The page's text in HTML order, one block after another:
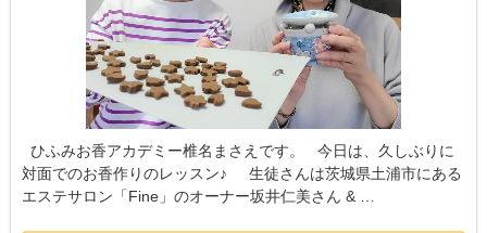
ひふみお香アカデミー椎名まさえです。 今日は、久しぶりに
対面でのお香作りのレッスン♪ 生徒さんは茨城県土浦市にある
エステサロン「Fine」のオーナー坂井仁美さん & …